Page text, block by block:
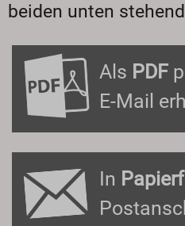
beiden unten
Als PDF
E-Mail
In